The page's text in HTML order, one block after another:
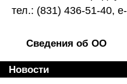
тел.: (831) 436-51-40,
Сведения об ОО
Новости